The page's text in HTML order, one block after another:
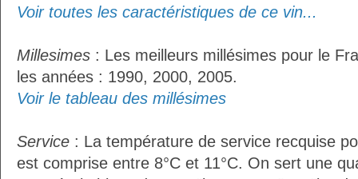
Voir toutes les caractéristiques de ce vin...
Millesimes : Les meilleurs millésimes pour le
les années : 1990, 2000, 2005.
Voir le tableau des millésimes
Service : La température de service recquise
est comprise entre 8°C et 11°C. On sert une